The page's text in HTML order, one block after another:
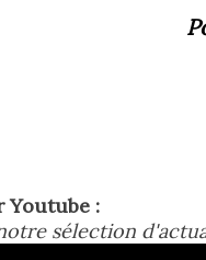
Youtube :
sélection